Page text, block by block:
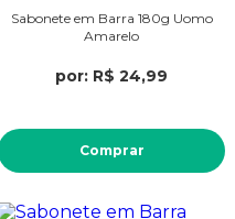
Sabonete em Barra 180g Uomo
Amarelo
por: R$ 24,99
Comprar